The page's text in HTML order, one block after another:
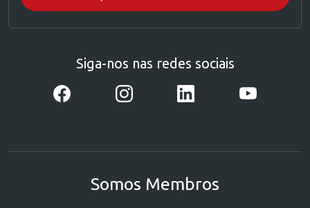
Siga-nos nas redes sociais
Somos Membros